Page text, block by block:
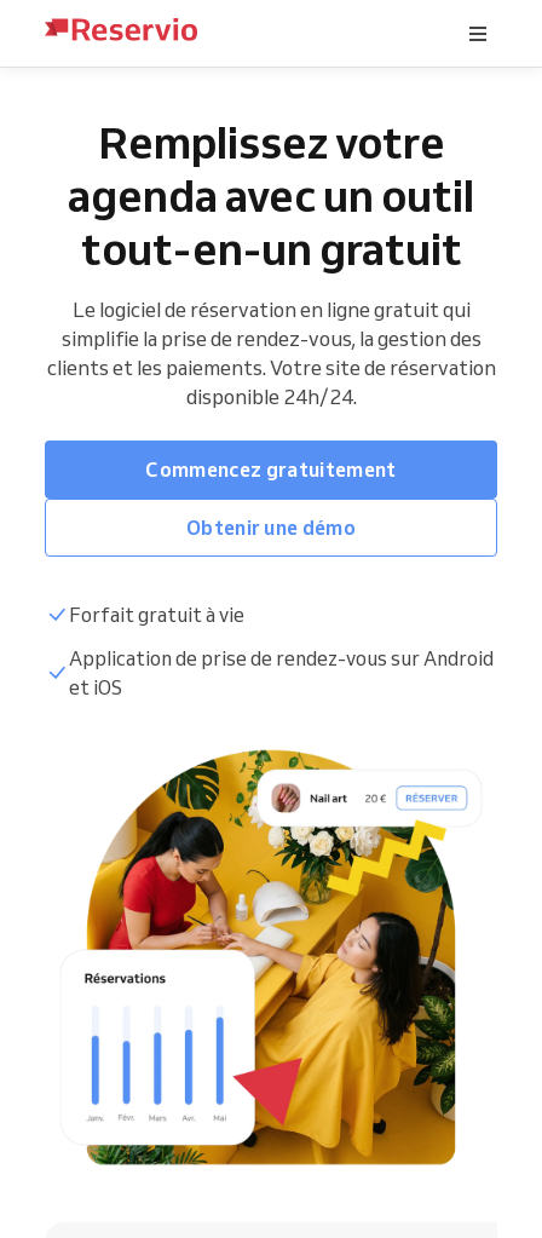
Remplissez votre
agenda avec un outil
tout-en-un gratuit
Le logiciel de réservation en ligne gratuit qui
simplifie la prise de rendez-vous, la gestion des
clients et les paiements. Votre site de réservation
disponible 24h/24.
Commencez gratuitement
Obtenir une démo
Forfait gratuit à vie
Application de prise de rendez-vous sur Android
et iOS